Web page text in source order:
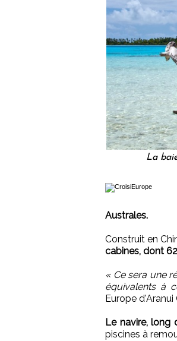
La
Australes.
Construit en
cabines, dont
« Ce sera une
équivalents à
Europe
Le navire, long
piscines à